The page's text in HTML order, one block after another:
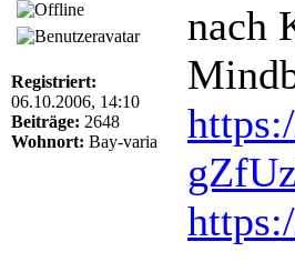
Registriert:
06.10.2006, 14:10
Beiträge: 2648
Wohnort: Bay-varia
nach